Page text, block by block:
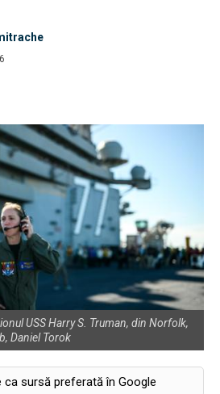
USS Harry S. Truman, din Norfolk,
Daniel Torok
ca sursă preferată în Google